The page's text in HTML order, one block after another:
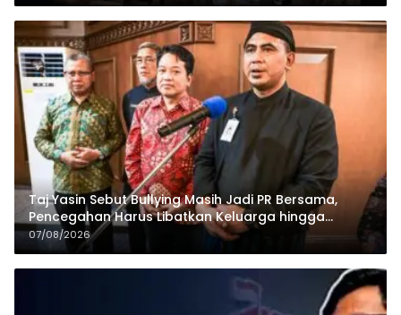
Taj Yasin Sebut Bullying Masih Jadi PR Bersama,
Pencegahan Harus Libatkan Keluarga hingga
Pesantren
07/08/2026